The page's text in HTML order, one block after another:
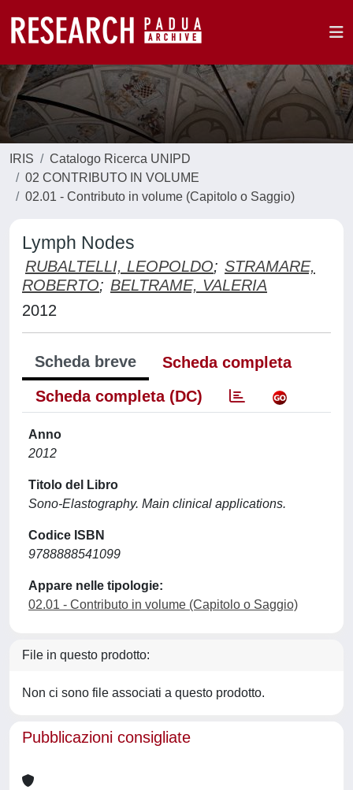
IRIS
Catalogo Ricerca UNIPD
02 CONTRIBUTO IN VOLUME
02.01 - Contributo in volume (Capitolo o Saggio)
Lymph Nodes
RUBALTELLI, LEOPOLDO; STRAMARE,
ROBERTO; BELTRAME, VALERIA
2012
Scheda breve
Scheda completa
Scheda completa (DC)
Anno
2012
Titolo del Libro
Sono-Elastography. Main clinical applications.
Codice ISBN
9788888541099
Appare nelle tipologie:
02.01 - Contributo in volume (Capitolo o Saggio)
File in questo prodotto:
Non ci sono file associati a questo prodotto.
Pubblicazioni consigliate